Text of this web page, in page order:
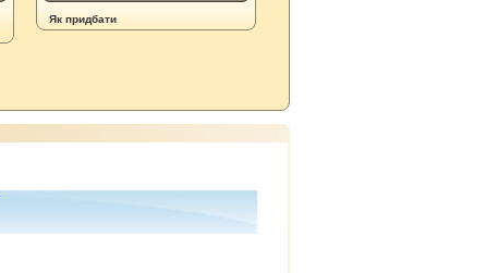
Як придбати